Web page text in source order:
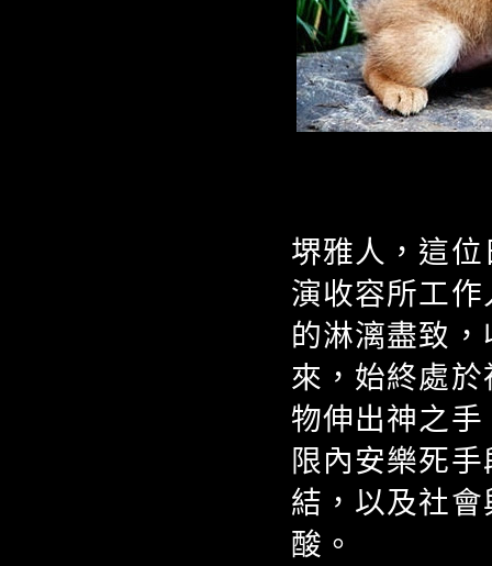
堺雅人，這
演收容所工
的淋漓盡致
來，始終處
物伸出神之
限內安樂死
結，以及社
酸。